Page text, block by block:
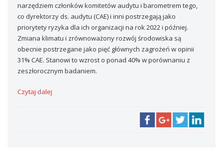
narzędziem członków komitetów audytu i barometrem tego,
co dyrektorzy ds. audytu (CAE) i inni postrzegają jako
priorytety ryzyka dla ich organizacji na rok 2022 i później.
Zmiana klimatu i zrównoważony rozwój środowiska są
obecnie postrzegane jako pięć głównych zagrożeń w opinii
31% CAE. Stanowi to wzrost o ponad 40% w porównaniu z
zeszłorocznym badaniem.
Czytaj dalej